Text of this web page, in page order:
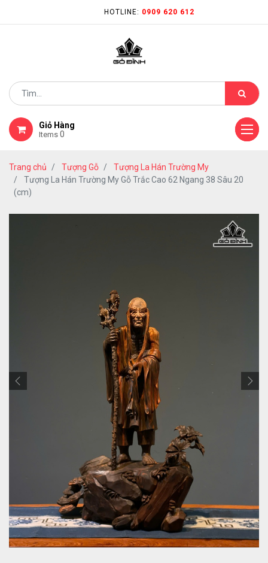
HOTLINE: 0909 620 612
Giỏ Hàng
Items 0
Trang chủ Tượng Gỗ
Tượng La Hán Trường My
Tượng La Hán Trường My Gỗ Trắc Cao 62 Ngang 38 Sâu 20
(cm)